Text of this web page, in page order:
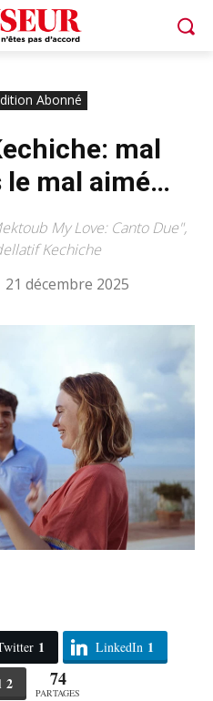
Abonné
mal
le mal aimé…
My Love: Canto Due",
Kechiche
21 décembre 2025
1 LinkedIn 1
2 74
PARTAGES